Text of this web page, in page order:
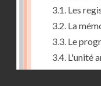
3.1. Les
3.2. La
3.3. Le
3.4. L'unité
3.5. L'unité